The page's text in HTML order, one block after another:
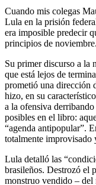
Cuando mis colegas
Lula en la prisión
era imposible predecir
principios de noviembre.
Su primer discurso a la
que está lejos de
prometió una dirección
hizo, en su
a la ofensiva
posibles en el libro:
“agenda antipopular”.
totalmente improvisado
Lula detalló las
brasileños. Destrozó el
monstruo vendido – del